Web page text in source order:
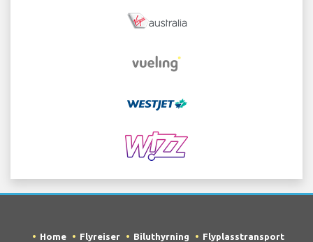
Home Flyreiser Biluthyrning Flyplasstransport